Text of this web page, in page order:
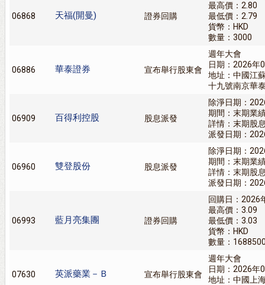
06868 天福(開曼) 證券回購
最高價：2.80
最低價：2.79
貨幣：HKD
數量：3000
06886 華泰證券 宣布舉行股東會
週年大會
日期：2026年
地址：中國江
十九號南京華
06909 百得利控股 股息派發
除淨日期：
期間：末期業
詳情：末期股
派發日期：
06960 雙登股份 股息派發
除淨日期：
期間：末期業
詳情：末期股
派發日期：
06993 藍月亮集團 證券回購
回購日：2026
最高價：3.09
最低價：3.03
貨幣：HKD
數量：
07630 英派藥業－Ｂ 宣布舉行股東會
週年大會
日期：2026年
地址：中國上